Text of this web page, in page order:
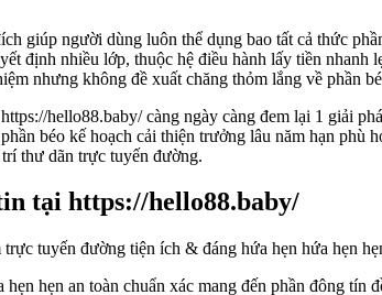
giúp người dùng luôn thể dụng bao tất cả thức
định nhiều lớp, thuộc hệ điều hành lấy tiền nhanh
nhưng không đề xuất chăng thỏm lắng về phần
hello88.baby/ càng ngày càng đem lại 1 giải
béo kế hoạch cải thiện trưởng lâu năm hạn phù
thư dãn trực tuyến đường.
tại https://hello88.baby/
hẹn an toàn chuẩn xác mang đến phần đông tín